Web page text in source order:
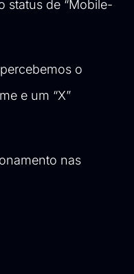
status de “Mobile-
o
e um “X”
nas